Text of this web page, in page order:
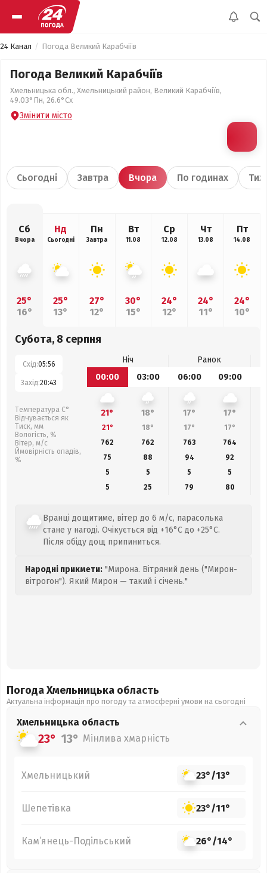
24 Канал Погода Великий Карабчіїв
Погода Великий Карабчіїв
Хмельницька обл., Хмельницький район, Великий Карабчіїв,
49.03°Пн, 26.6°Сх
Змінити місто
Сьогодні Завтра Вчора По годинах
Сб
Вчора
25°
16°
Нд
Сьогодні
25°
13°
Пн
Завтра
27°
12°
Вт
11.08
30°
15°
Ср
12.08
24°
12°
Чт
13.08
24°
11°
Пт
14.08
24°
10°
Субота, 8 серпня
Схід:05:56
Захід:20:43
Температура С°
Відчувається як
Тиск, мм
Вологість, %
Вітер, м/с
Ймовірність опадів,
%
Ніч
Ранок
00:00
03:00 06:00 09:00
21° 18° 17° 17°
21° 18° 17° 17°
762
762 763 764
75
88 94 92
5
5 5
5
5
25 79 80
Вранці дощитиме, вітер до 6 м/с, парасолька
стане у нагоді. Очікується від +16°C до +25°C.
Після обіду дощ припиниться.
Народні прикмети: "Мирона. Вітряний день ("Мирон-
вітрогон"). Який Мирон — такий і січень."
Погода Хмельницька область
Актуальна інформація про погоду та атмосферні умови на сьогодні
Хмельницька область
23° 13° Мінлива хмарність
Хмельницький 23°/13°
Шепетівка 23°/11°
Кам’янець-Подільський 26°/14°